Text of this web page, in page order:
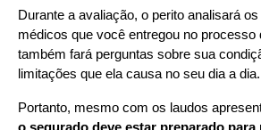
Durante a avaliação, o perito analisará
médicos que você entregou no processo
também fará perguntas sobre sua
limitações que ela causa no seu dia a dia.